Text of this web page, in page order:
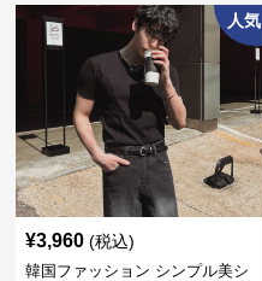
人気
¥3,960 (税込)
韓国ファッション シンプル美シ